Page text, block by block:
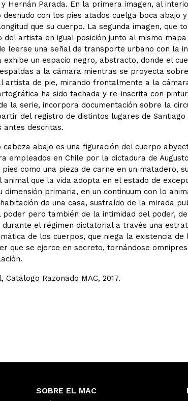
Hernán Parada. En la primera imagen, al
con los pies atados cuelga boca abajo
que su cuerpo. La segunda imagen, que
del artista en igual posición junto al mismo
leerse una señal de transporte urbano con la
un espacio negro, abstracto, donde el
a la cámara mientras se proyecta
artista de pie, mirando frontalmente a la
ha sido tachada y re-inscrita con
la serie, incorpora documentación sobre la
del registro de distintos lugares de
descritas.
cabeza abajo es una figuración del cuerpo
empleados en Chile por la dictadura de
como una pieza de carne en un matadero,
que la vida adopta en el estado de
dimensión primaria, en un continuum con lo
de una casa, sustraído de la mirada
pero también de la intimidad del poder,
el régimen dictatorial a través una
de los cuerpos, que niega la existencia
que se ejerce en secreto, tornándose
Catálogo Razonado MAC, 2017.
SOBRE EL MAC